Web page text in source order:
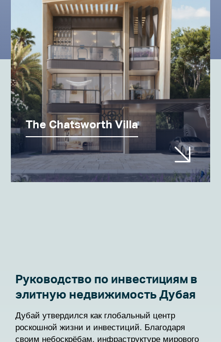
The Chatsworth Villa
Руководство по инвестициям в
элитную недвижимость Дубая
Дубай утвердился как глобальный центр
роскошной жизни и инвестиций. Благодаря
своим небоскрёбам, инфраструктуре мирового